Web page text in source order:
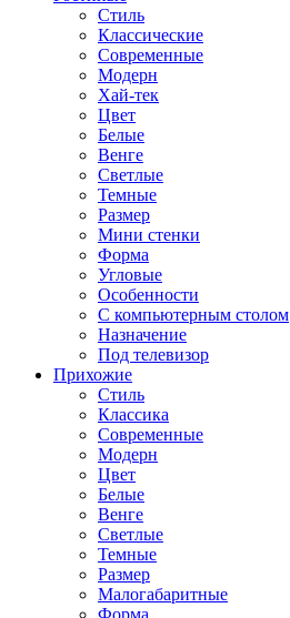
Стиль
Классические
Современные
Модерн
Хай-тек
Цвет
Белые
Венге
Светлые
Темные
Размер
Мини стенки
Форма
Угловые
Особенности
С компьютерным столом
Назначение
Под телевизор
Прихожие
Стиль
Классика
Современные
Модерн
Цвет
Белые
Венге
Светлые
Темные
Размер
Малогабаритные
Форма